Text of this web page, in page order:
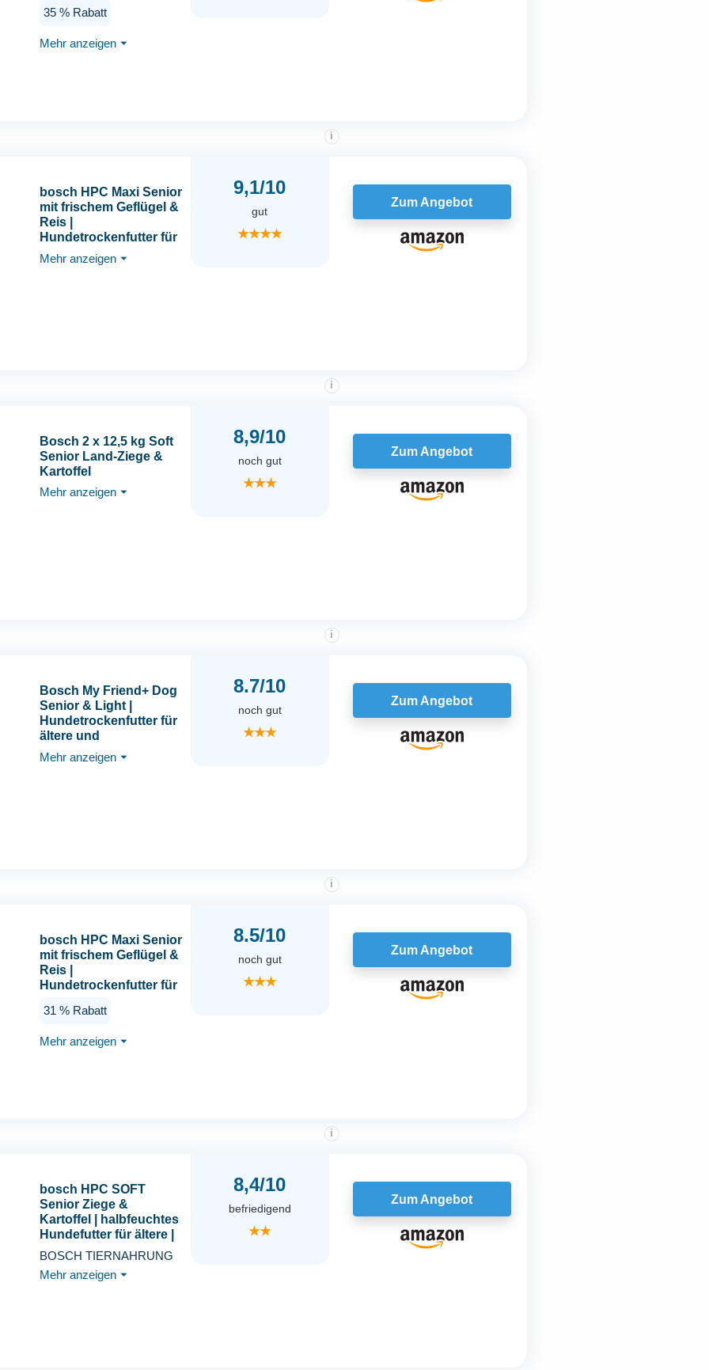
35 % Rabatt
Mehr anzeigen ⏷
bosch HPC Maxi Senior
mit frischem Geflügel &
Reis |
Hundetrockenfutter für
ältere Hunde großer
Rassen (ab 25 kg) | 1 x
Mehr anzeigen ⏷
9,1/10
i
gut
★★★★
Zum Angebot
Bosch 2 x 12,5 kg Soft
Senior Land-Ziege &
Kartoffel
Mehr anzeigen ⏷
8,9/10
i
noch gut
★★★
Zum Angebot
Bosch My Friend+ Dog
Senior & Light |
Hundetrockenfutter für
ältere und
übergewichtige Hunde |
1 x 12kg
Mehr anzeigen ⏷
8.7/10
i
noch gut
★★★
Zum Angebot
bosch HPC Maxi Senior
mit frischem Geflügel &
Reis |
Hundetrockenfutter für
Rassen (ab 25 kg) | 1 x
31 % Rabatt
Mehr anzeigen ⏷
8.5/10
i
noch gut
★★★
Zum Angebot
bosch HPC SOFT
Senior Ziege &
Kartoffel | halbfeuchtes
Hundefutter für ältere |
ernährungssensible
Hunde aller Rassen |
Single Protein | grain-
BOSCH TIERNAHRUNG
Mehr anzeigen ⏷
8,4/10
i
befriedigend
★★
Zum Angebot